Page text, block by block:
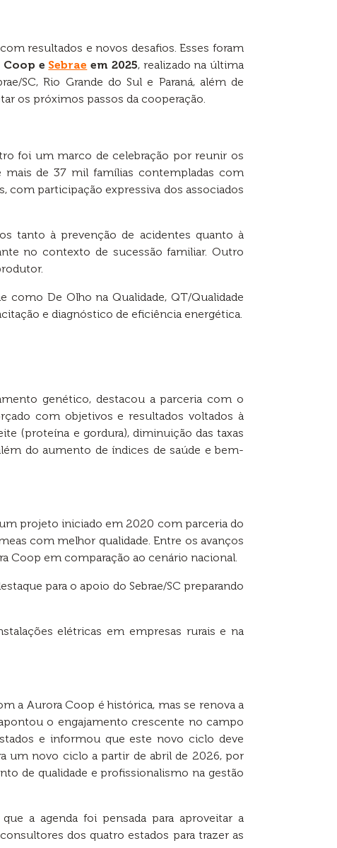
resultados e novos desafios. Esses foram
e Sebrae em 2025, realizado na última
SC, Rio Grande do Sul e Paraná, além de
os próximos passos da cooperação.
foi um marco de celebração por reunir os
mais de 37 mil famílias contempladas com
com participação expressiva dos associados
tanto à prevenção de acidentes quanto à
no contexto de sucessão familiar. Outro
De Olho na Qualidade, QT/Qualidade
e diagnóstico de eficiência energética.
genético, destacou a parceria com o
com objetivos e resultados voltados à
(proteína e gordura), diminuição das taxas
do aumento de índices de saúde e bem-
projeto iniciado em 2020 com parceria do
com melhor qualidade. Entre os avanços
Coop em comparação ao cenário nacional.
para o apoio do Sebrae/SC preparando
elétricas em empresas rurais e na
a Aurora Coop é histórica, mas se renova a
o engajamento crescente no campo
e informou que este novo ciclo deve
um novo ciclo a partir de abril de 2026, por
de qualidade e profissionalismo na gestão
a agenda foi pensada para aproveitar a
dos quatro estados para trazer as